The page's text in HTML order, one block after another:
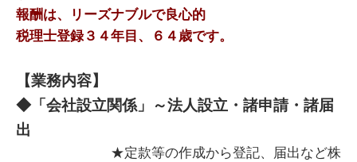
報酬は、リーズナブルで良心的
税理士登録３４年目、６４歳です。
【業務内容】
◆「会社設立関係」～法人設立・諸申請・諸届
出
★定款等の作成から登記、届出など株